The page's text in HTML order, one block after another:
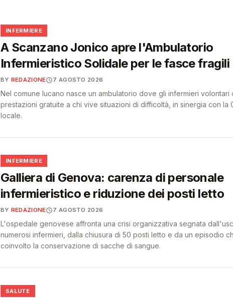
INFERMIERE
A Scanzano Jonico apre l'Ambulatorio
Infermieristico Solidale per le fasce fragili
BY REDAZIONE 7 AGOSTO 2026
Nel comune lucano nasce un ambulatorio dove gli infermieri volontari
prestazioni gratuite a chi vive situazioni di difficoltà, in sinergia con la
locale.
INFERMIERE
Galliera di Genova: carenza di personale
infermieristico e riduzione dei posti letto
BY REDAZIONE 7 AGOSTO 2026
L'ospedale genovese affronta una crisi organizzativa segnata
numerosi infermieri, dalla chiusura di 50 posti letto e da un episodio
coinvolto la conservazione di sacche di sangue.
SALUTE